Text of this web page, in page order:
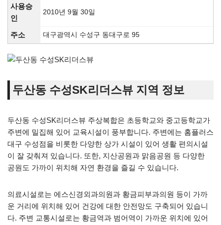
사용승
인
2010년 9월 30일
주소 대구광역시 수성구 동대구로 95
두산동 수성SK리더스뷰 지역 정보
두산동 수성SK리더스뷰 주상복합은 초등학교와 중고등학교가
주변에 밀집해 있어 교육시설이 풍부합니다. 주변에는 홈플러스
대구 수성점을 비롯한 다양한 상가 시설이 있어 생활 편의시설
이 잘 갖춰져 있습니다. 또한, 지산공원과 맑음공원 등 다양한
공원도 가까이 위치해 자연 환경을 즐길 수 있습니다.
의료시설로는 에스신경외과의원과 황금피부과의원 등이 가까
운 거리에 위치해 있어 건강에 대한 안전망도 구축되어 있습니
다. 주변 교통시설로는 황금역과 범어역이 가까운 위치에 있어